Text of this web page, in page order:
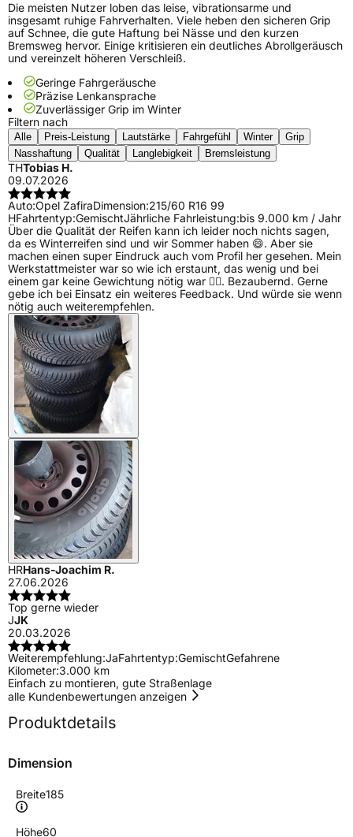
Die meisten Nutzer loben das leise, vibrationsarme und
insgesamt ruhige Fahrverhalten. Viele heben den sicheren Grip
auf Schnee, die gute Haftung bei Nässe und den kurzen
Bremsweg hervor. Einige kritisieren ein deutliches Abrollgeräusch
und vereinzelt höheren Verschleiß.
Geringe Fahrgeräusche
Präzise Lenkansprache
Zuverlässiger Grip im Winter
Filtern nach
Alle Preis-Leistung Lautstärke Fahrgefühl Winter
Grip
Nasshaftung
Qualität Langlebigkeit Bremsleistung
THTobias H.
09.07.2026
Auto:Opel ZafiraDimension:215/60 R16 99
HFahrtentyp:GemischtJährliche Fahrleistung:bis 9.000 km / Jahr
Über die Qualität der Reifen kann ich leider noch nichts sagen,
da es Winterreifen sind und wir Sommer haben 😄. Aber sie
machen einen super Eindruck auch vom Profil her gesehen. Mein
Werkstattmeister war so wie ich erstaunt, das wenig und bei
einem gar keine Gewichtung nötig war 👍🏼. Bezaubernd. Gerne
gebe ich bei Einsatz ein weiteres Feedback. Und würde sie wenn
nötig auch weiterempfehlen.
HRHans-Joachim R.
27.06.2026
Top gerne wieder
JJK
20.03.2026
Weiterempfehlung:JaFahrtentyp:GemischtGefahrene
Kilometer:3.000 km
Einfach zu montieren, gute Straßenlage
alle Kundenbewertungen anzeigen
Produktdetails
Dimension
Breite185
Höhe60